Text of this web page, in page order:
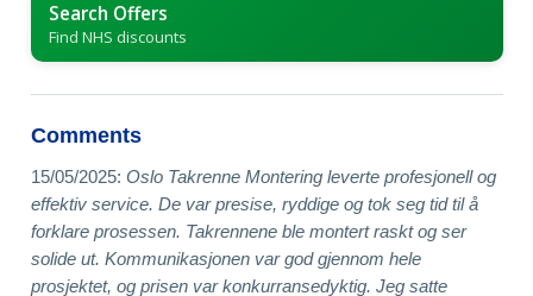
Search Offers
Find NHS discounts
Comments
15/05/2025: Oslo Takrenne Montering leverte profesjonell og
effektiv service. De var presise, ryddige og tok seg tid til å
forklare prosessen. Takrennene ble montert raskt og ser
solide ut. Kommunikasjonen var god gjennom hele
prosjektet, og prisen var konkurransedyktig. Jeg satte